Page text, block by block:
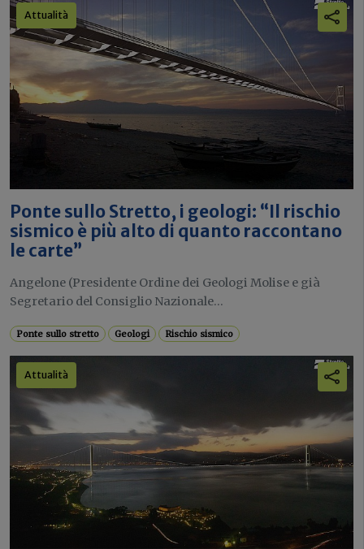
Attualità
Ponte sullo Stretto, i geologi: “Il rischio
sismico è più alto di quanto raccontano
le carte”
Angelone (Presidente Ordine dei Geologi Molise e già
Segretario del Consiglio Nazionale...
Ponte sullo stretto Geologi Rischio sismico
Attualità